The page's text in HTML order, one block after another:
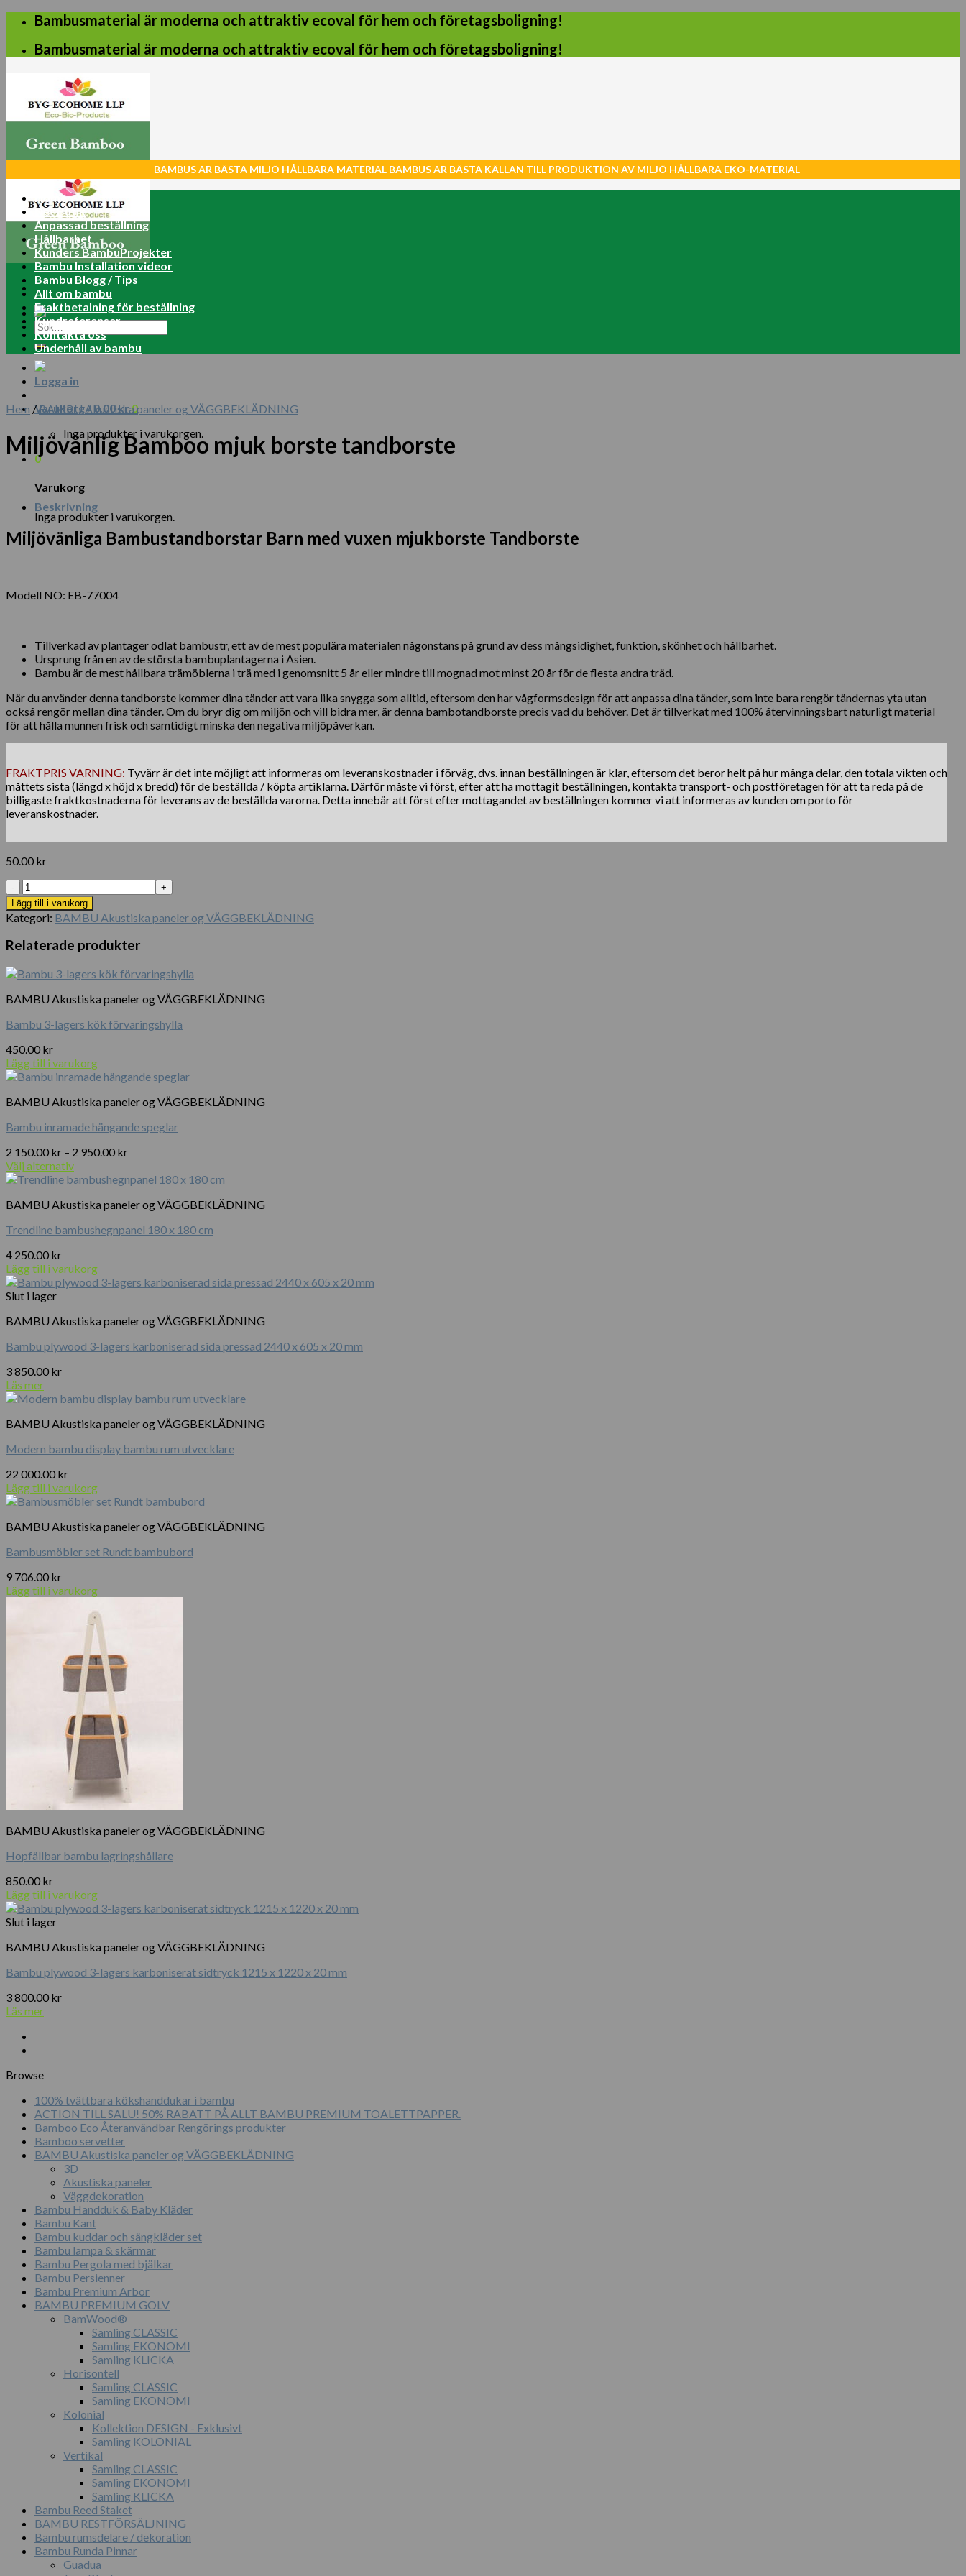
Skip
content
Bambusmaterial är moderna och attraktiv ecoval för hem och företagsboligning!
Bambusmaterial är moderna och attraktiv ecoval för hem och företagsboligning!
Sök
efter:
Logga in
Varukorg /0.00kr 0
Inga produkter i varukorgen.
0
Varukorg
Inga produkter i varukorgen.
BAMBUS ÄR BÄSTA MILJÖ HÅLLBARA MATERIAL BAMBUS ÄR BÄSTA KÄLLAN TILL PRODUKTION AV MILJÖ HÅLLBARA EKO-MATERIAL
Home
Net Butik
Anpassad beställning
Hållbarhet
Kunders BambuProjekter
Bambu Installation videor
Bambu Blogg / Tips
Allt om bambu
Fraktbetalning för beställning
Kundreferenser
Kontakta oss
Underhåll av bambu
Hem /BAMBU Akustiska paneler og VÄGGBEKLÄDNING
Miljövänlig Bamboo mjuk borste tandborste
Beskrivning
Miljövänliga Bambustandborstar Barn med vuxen mjukborste Tandborste
Modell NO: EB-77004
Tillverkad av plantager odlat bambustr, ett av de mest populära materialen någonstans på grund av dess mångsidighet, funktion, skönhet och hållbarhet.
Ursprung från en av de största bambuplantagerna i Asien.
Bambu är de mest hållbara trämöblerna i trä med i genomsnitt 5 år eller mindre till mognad mot minst 20 år för de flesta andra träd.
När du använder denna tandborste kommer dina tänder att vara lika snygga som alltid, eftersom den har vågformsdesign för att anpassa dina tänder, som inte bara rengör tändernas yta utan
också rengör mellan dina tänder. Om du bryr dig om miljön och vill bidra mer, är denna bambotandborste precis vad du behöver. Det är tillverkat med 100% återvinningsbart naturligt material
för att hålla munnen frisk och samtidigt minska den negativa miljöpåverkan.
FRAKTPRIS VARNING: Tyvärr är det inte möjligt att informeras om leveranskostnader i förväg, dvs. innan beställningen är klar, eftersom det beror helt på hur många delar, den totala vikten och
måttets sista (längd x höjd x bredd) för de beställda / köpta artiklarna. Därför måste vi först, efter att ha mottagit beställningen, kontakta transport- och postföretagen för att ta reda på de
billigaste fraktkostnaderna för leverans av de beställda varorna. Detta innebär att först efter mottagandet av beställningen kommer vi att informeras av kunden om porto för
leveranskostnader.
50.00 kr
Miljövänlig
Bamboo
mjuk
borste
tandborste
mängd
Lägg till i varukorg
Kategori: BAMBU Akustiska paneler og VÄGGBEKLÄDNING
Relaterade produkter
BAMBU Akustiska paneler og VÄGGBEKLÄDNING
Bambu 3-lagers kök förvaringshylla
450.00 kr
Lägg till i varukorg
BAMBU Akustiska paneler og VÄGGBEKLÄDNING
Bambu inramade hängande speglar
2 150.00 kr – 2 950.00 krPrisintervall:
150.00 kr
2
Välj alternativ
Den
produkten
flera
De
olika
alternativen
kan
väljas
på
produktsidan
BAMBU Akustiska paneler og VÄGGBEKLÄDNING
Trendline bambushegnpanel 180 x 180 cm
4 250.00 kr
Lägg till i varukorg
Slut i lager
BAMBU Akustiska paneler og VÄGGBEKLÄDNING
Bambu plywood 3-lagers karboniserad sida pressad 2440 x 605 x 20 mm
3 850.00 kr
Läs mer
BAMBU Akustiska paneler og VÄGGBEKLÄDNING
Modern bambu display bambu rum utvecklare
22 000.00 kr
Lägg till i varukorg
BAMBU Akustiska paneler og VÄGGBEKLÄDNING
Bambusmöbler set Rundt bambubord
9 706.00 kr
Lägg till i varukorg
BAMBU Akustiska paneler og VÄGGBEKLÄDNING
Hopfällbar bambu lagringshållare
850.00 kr
Lägg till i varukorg
Slut i lager
BAMBU Akustiska paneler og VÄGGBEKLÄDNING
Bambu plywood 3-lagers karboniserat sidtryck 1215 x 1220 x 20 mm
3 800.00 kr
Läs mer
Browse
100% tvättbara kökshanddukar i bambu
ACTION TILL SALU! 50% RABATT PÅ ALLT BAMBU PREMIUM TOALETTPAPPER.
Bamboo Eco Återanvändbar Rengörings produkter
Bamboo servetter
BAMBU Akustiska paneler og VÄGGBEKLÄDNING
3D
Akustiska paneler
Väggdekoration
Bambu Handduk & Baby Kläder
Bambu Kant
Bambu kuddar och sängkläder set
Bambu lampa & skärmar
Bambu Pergola med bjälkar
Bambu Persienner
Bambu Premium Arbor
BAMBU PREMIUM GOLV
BamWood®
Samling CLASSIC
Samling EKONOMI
Samling KLICKA
Horisontell
Samling CLASSIC
Samling EKONOMI
Kolonial
Kollektion DESIGN - Exklusivt
Samling KOLONIAL
Vertikal
Samling CLASSIC
Samling EKONOMI
Samling KLICKA
Bambu Reed Staket
BAMBU RESTFÖRSÄLJNING
Bambu rumsdelare / dekoration
Bambu Runda Pinnar
Guadua